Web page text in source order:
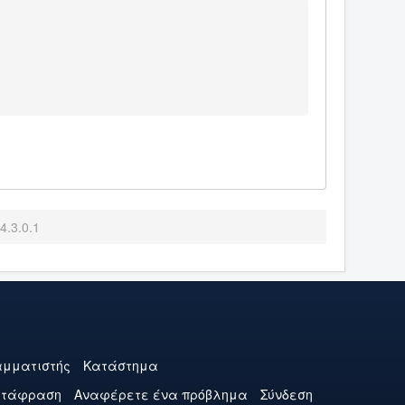
4.3.0.1
Κατάστημα
Αναφέρετε ένα πρόβλημα Σύνδεση